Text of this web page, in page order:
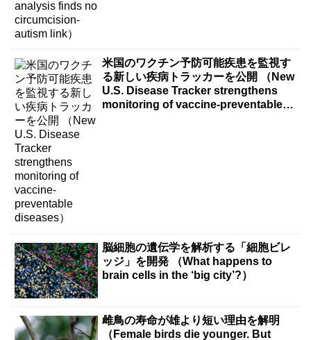
米国のワクチン予防可能疾患を監視す
る新しい疾病トラッカーを公開 （New
U.S. Disease Tracker strengthens
monitoring of vaccine-preventable
脳細胞の遺伝学を解析する「細胞ビレ
ッジ」を開発 （What happens to
brain cells in the ‘big city’?）
雌鳥の寿命が雄より短い理由を解明
（Female birds die younger. But